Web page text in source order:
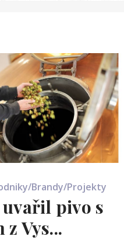
Brandy/Projekty
pivo s
Vys...